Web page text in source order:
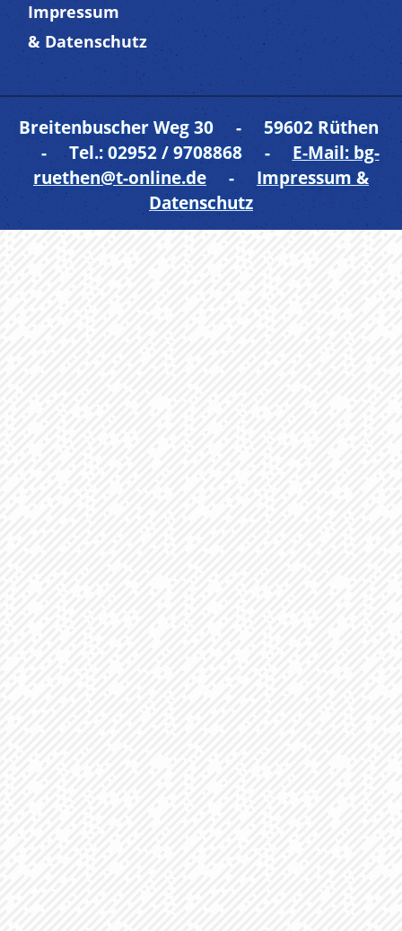
Trenner 5
Impressum
& Datenschutz
Breitenbuscher Weg 30 - 59602 Rüthen
- Tel.: 02952 / 9708868 - E-Mail: bg-
ruethen@t-online.de- Impressum &
Datenschutz